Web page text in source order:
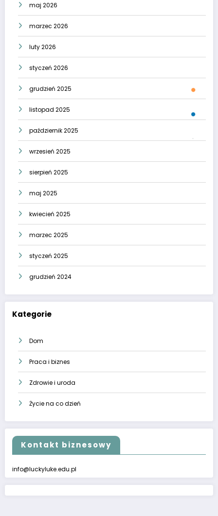
maj 2026
marzec 2026
luty 2026
styczeń 2026
grudzień 2025
listopad 2025
październik 2025
wrzesień 2025
sierpień 2025
maj 2025
kwiecień 2025
marzec 2025
styczeń 2025
grudzień 2024
Kategorie
Dom
Praca i biznes
Zdrowie i uroda
Życie na co dzień
Kontakt biznesowy
info@luckyluke.edu.pl